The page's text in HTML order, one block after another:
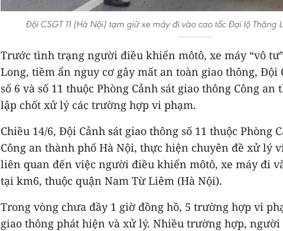
Đội CSGT 11 (Hà Nội) tạm giữ xe máy đi vào cao tốc Đại lộ Thăng
Trước tình trạng người điều khiển môtô, xe máy “vô
Long, tiềm ẩn nguy cơ gây mất an toàn giao thông, Đội
số 6 và số 11 thuộc Phòng Cảnh sát giao thông Công an
lập chốt xử lý các trường hợp vi phạm.
Chiều 14/6, Đội Cảnh sát giao thông số 11 thuộc Phòng
Công an thành phố Hà Nội, thực hiện chuyên đề xử lý
liên quan đến việc người điều khiển môtô, xe máy đi
tại km6, thuộc quận Nam Từ Liêm (Hà Nội).
Trong vòng chưa đầy 1 giờ đồng hồ, 5 trường hợp vi
giao thông phát hiện và xử lý. Nhiều trường hợp,